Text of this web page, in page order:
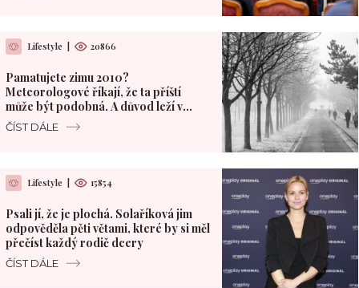
Lifestyle 20866
Pamatujete zimu 2010?
Meteorologové říkají, že ta příští
může být podobná. A důvod leží v
Pacifiku
ČÍST DÁLE
Lifestyle 15854
Psali jí, že je plochá. Solaříková jim
odpověděla pěti větami, které by si měl
přečíst každý rodič dcery
ČÍST DÁLE